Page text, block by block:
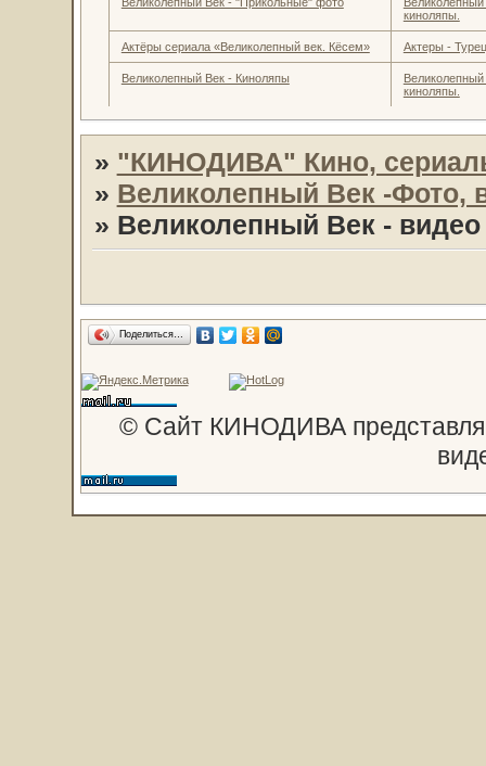
киноляпы.
Актёры сериала «Великолепный век. Кёсем» Актеры -
Великолепный Век - Киноляпы
киноляпы.
» "КИНОДИВА" Кино,
» Великолепный Век -Фото,
» Великолепный Век - видео
Поделиться…
© Сайт КИНОДИВА